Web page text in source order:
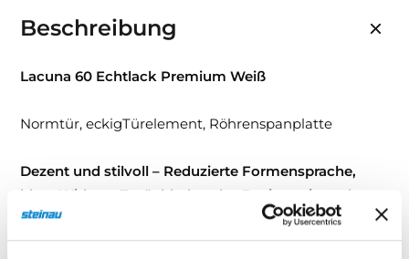
Beschreibung
Lacuna 60 Echtlack Premium Weiß
Normtür, eckigTürelement, Röhrenspanplatte
Dezent und stilvoll – Reduzierte Formensprache,
klare WirkungZurückhaltendes Design mit starker
Präsenz.
Diese Türserie verbindet eine hochwertige
Echtlack-Oberfläche mit einer klaren, reduzierten